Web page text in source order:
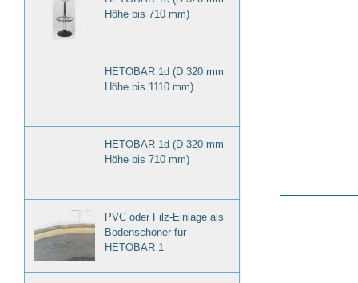
Höhe bis 710 mm)
HETOBAR 1d (D 320 mm
Höhe bis 1110 mm)
HETOBAR 1d (D 320 mm
Höhe bis 710 mm)
PVC oder Filz-Einlage als
Bodenschoner für
HETOBAR 1